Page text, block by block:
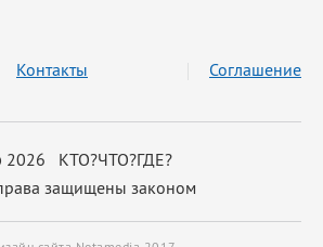
КТО?ЧТО?ГДЕ?
защищены законом
Контакты Соглашение